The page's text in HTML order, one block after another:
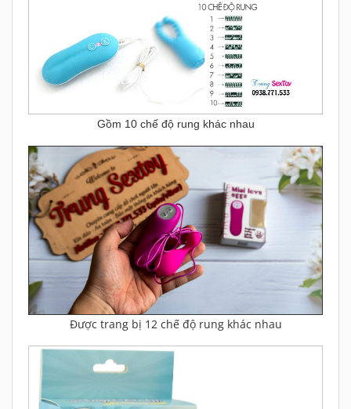
Gồm 10 chế độ rung khác nhau
Được trang bị 12 chế độ rung khác nhau